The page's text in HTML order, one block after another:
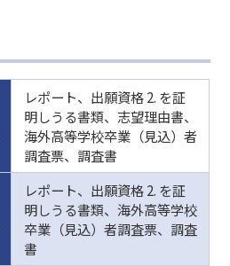
レポート、出願資格 2. を証
明しうる書類、志望理由書、
海外高等学校卒業（見込）者
調査票、調査書
レポート、出願資格 2. を証
明しうる書類、海外高等学校
卒業（見込）者調査票、調査
書